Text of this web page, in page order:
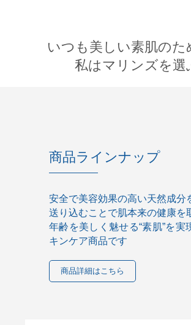
いつも美しい素肌のた
私はマリンズを選
商品ラインナップ
安全で美容効果の高い天然成分
送り込むことで肌本来の健康を
年齢を美しく魅せる“素肌”を実
キンケア商品です
商品詳細はこちら